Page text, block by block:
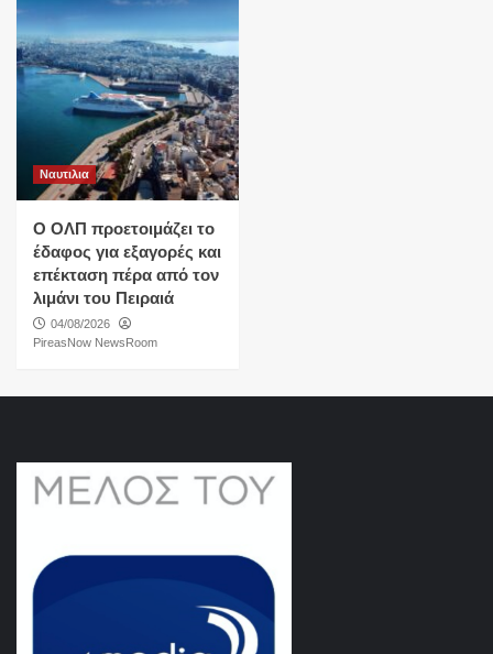
Ναυτιλια
O ΟΛΠ προετοιμάζει το
έδαφος για εξαγορές και
επέκταση πέρα από τον
λιμάνι του Πειραιά
04/08/2026
PireasNow NewsRoom